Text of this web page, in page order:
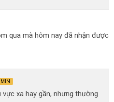
qua mà hôm nay đã nhận được
vực xa hay gần, nhưng thường